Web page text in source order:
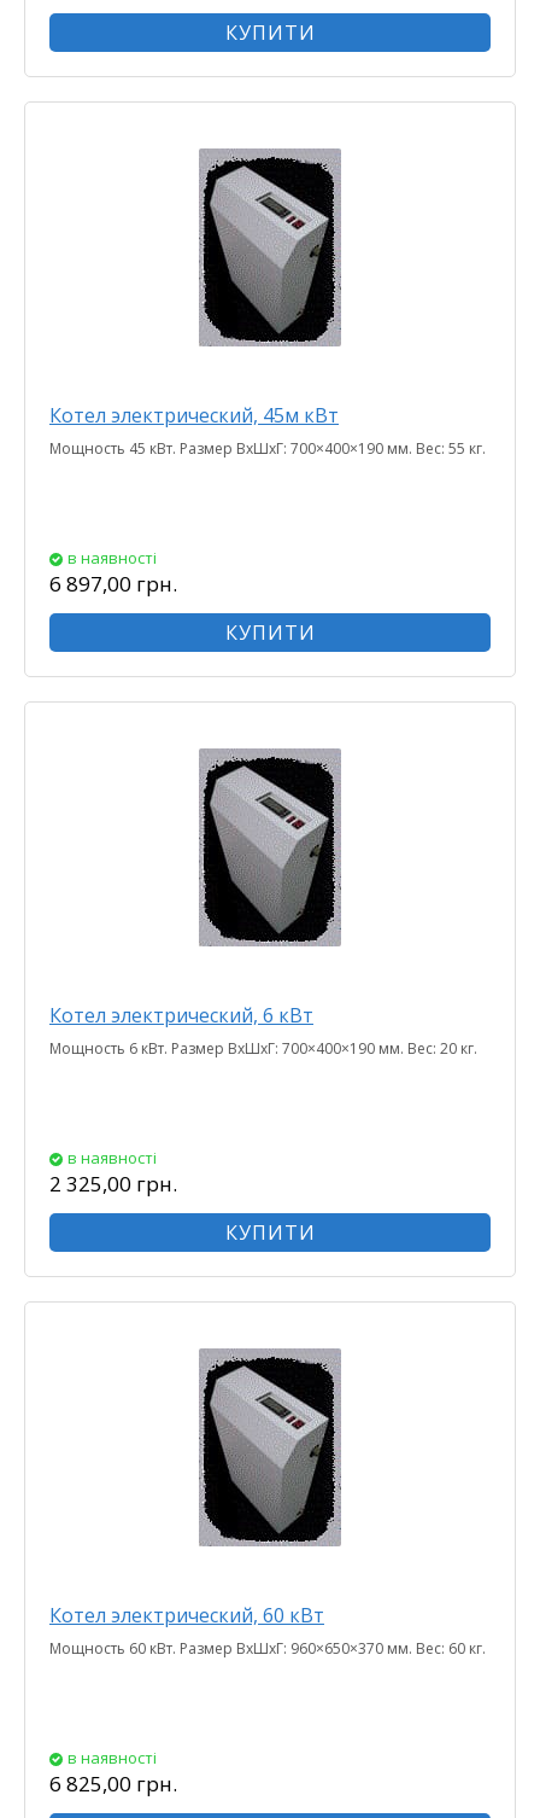
КУПИТИ
Котел электрический, 45м кВт
Мощность 45 кВт. Размер ВхШхГ: 700×400×190 мм. Вес: 55 кг.
в наявності
6 897,00 грн.
КУПИТИ
Котел электрический, 6 кВт
Мощность 6 кВт. Размер ВхШхГ: 700×400×190 мм. Вес: 20 кг.
в наявності
2 325,00 грн.
КУПИТИ
Котел электрический, 60 кВт
Мощность 60 кВт. Размер ВхШхГ: 960×650×370 мм. Вес: 60 кг.
в наявності
6 825,00 грн.